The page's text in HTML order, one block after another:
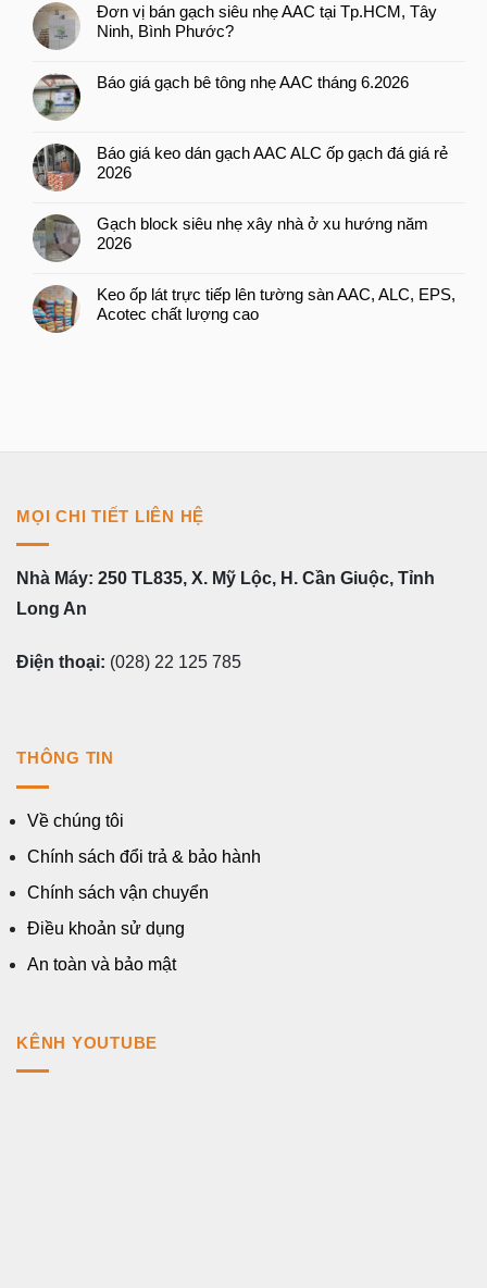
Đơn vị bán gạch siêu nhẹ AAC tại Tp.HCM, Tây
Ninh, Bình Phước?
Báo giá gạch bê tông nhẹ AAC tháng 6.2026
Báo giá keo dán gạch AAC ALC ốp gạch đá giá rẻ
2026
Gạch block siêu nhẹ xây nhà ở xu hướng năm
2026
Keo ốp lát trực tiếp lên tường sàn AAC, ALC, EPS,
Acotec chất lượng cao
MỌI CHI TIẾT LIÊN HỆ
Nhà Máy: 250 TL835, X. Mỹ Lộc, H. Cần Giuộc, Tỉnh
Long An
Điện thoại: (028) 22 125 785
THÔNG TIN
Về chúng tôi
Chính sách đổi trả & bảo hành
Chính sách vận chuyển
Điều khoản sử dụng
An toàn và bảo mật
KÊNH YOUTUBE